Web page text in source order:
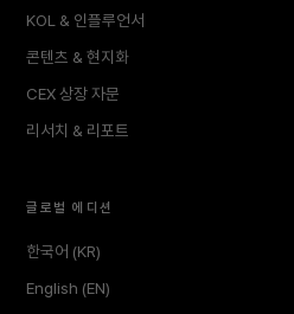
KOL & 인플루언서
콘텐츠 & 현지화
CEX 상장 자문
리서치 & 리포트
글로벌 에디션
한국어 (KR)
English (EN)